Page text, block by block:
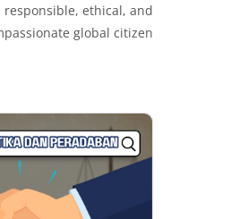
ethical, and
global citizen. 🧭💬